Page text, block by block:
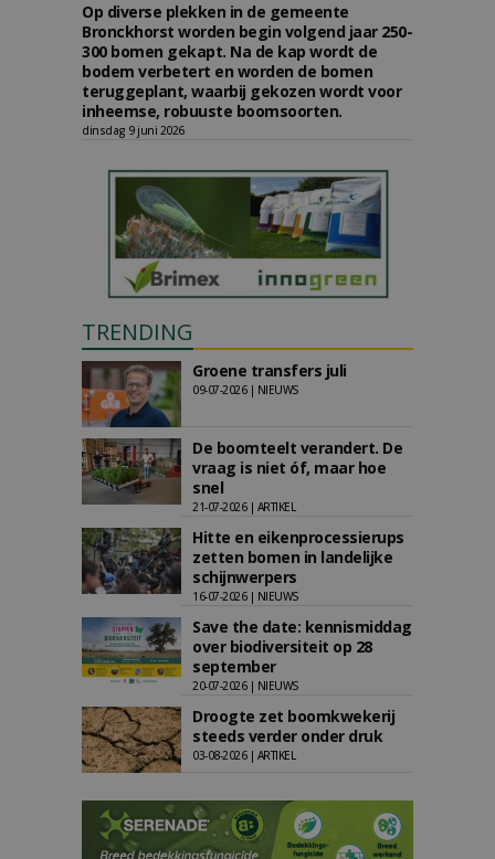
Op diverse plekken in de gemeente
Bronckhorst worden begin volgend jaar 250-
300 bomen gekapt. Na de kap wordt de
bodem verbetert en worden de bomen
teruggeplant, waarbij gekozen wordt voor
inheemse, robuuste boomsoorten.
dinsdag 9 juni 2026
TRENDING
Groene transfers juli
09-07-2026 | NIEUWS
De boomteelt verandert. De
vraag is niet óf, maar hoe
snel
21-07-2026 | ARTIKEL
Hitte en eikenprocessierups
zetten bomen in landelijke
schijnwerpers
16-07-2026 | NIEUWS
Save the date: kennismiddag
over biodiversiteit op 28
september
20-07-2026 | NIEUWS
Droogte zet boomkwekerij
steeds verder onder druk
03-08-2026 | ARTIKEL